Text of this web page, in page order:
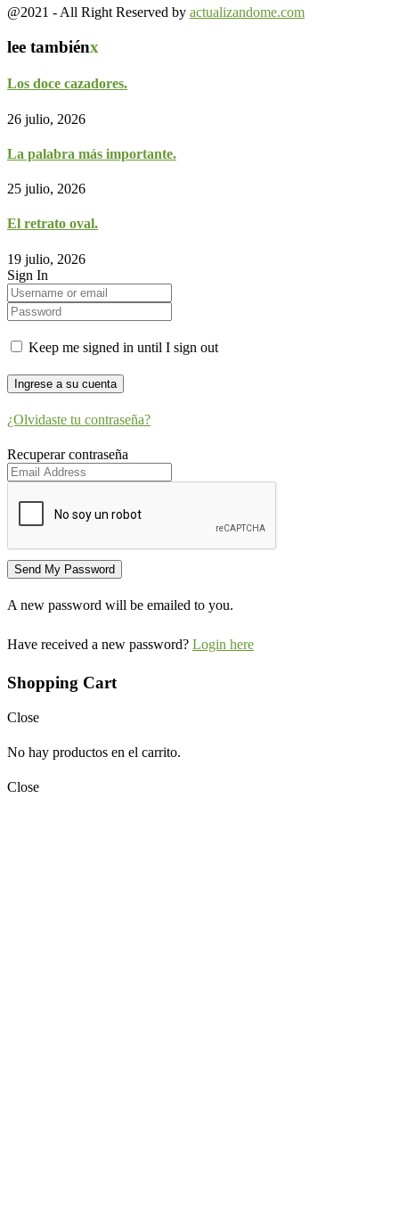
@2021 - All Right Reserved by actualizandome.com
lee tambiénx
Los doce cazadores.
26 julio, 2026
La palabra más importante.
25 julio, 2026
El retrato oval.
19 julio, 2026
Sign In
Keep me signed in until I sign out
¿Olvidaste tu contraseña?
Recuperar contraseña
A new password will be emailed to you.
Have received a new password? Login here
Shopping Cart
Close
No hay productos en el carrito.
Close